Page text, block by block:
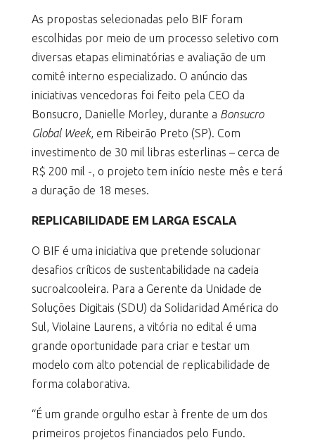
As propostas selecionadas pelo BIF foram
escolhidas por meio de um processo seletivo com
diversas etapas eliminatórias e avaliação de um
comitê interno especializado. O anúncio das
iniciativas vencedoras foi feito pela CEO da
Bonsucro, Danielle Morley, durante a Bonsucro
Global Week, em Ribeirão Preto (SP). Com
investimento de 30 mil libras esterlinas – cerca de
R$ 200 mil -, o projeto tem início neste mês e terá
a duração de 18 meses.
REPLICABILIDADE EM LARGA ESCALA
O BIF é uma iniciativa que pretende solucionar
desafios críticos de sustentabilidade na cadeia
sucroalcooleira. Para a Gerente da Unidade de
Soluções Digitais (SDU) da Solidaridad América do
Sul, Violaine Laurens, a vitória no edital é uma
grande oportunidade para criar e testar um
modelo com alto potencial de replicabilidade de
forma colaborativa.
“É um grande orgulho estar à frente de um dos
primeiros projetos financiados pelo Fundo.